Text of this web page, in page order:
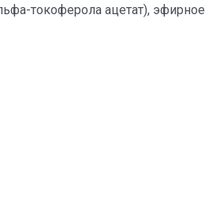
токоферола ацетат), эфирное